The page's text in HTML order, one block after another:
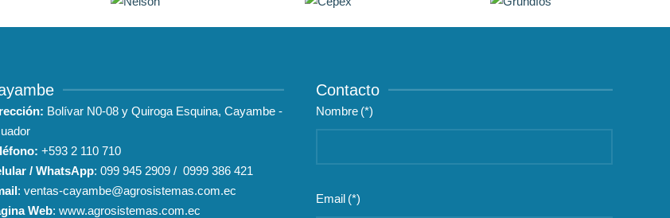
Bolívar N0-08 y Quiroga Esquina, Cayambe -
+593 2 110 710
/ WhatsApp:099 945 2909 /0999 386 421
:ventas-cayambe@agrosistemas.com.ec
Web:www.agrosistemas.com.ec
Contacto
Nombre (*)
Email (*)